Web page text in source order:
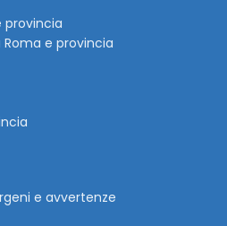
provincia
e provincia
e avvertenze